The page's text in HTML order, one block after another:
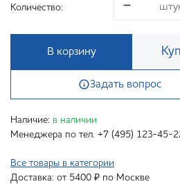
Количество:
В корзину
Задать вопрос
Наличие: в наличии
Менеджера по тел. +7 (495) 123-45-
Все товары в категории
Доставка: от 5400 ₽ по Москве